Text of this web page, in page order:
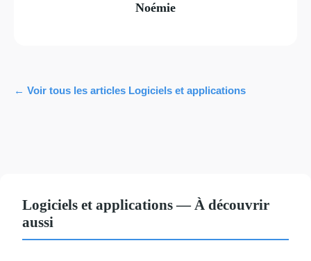
Noémie
← Voir tous les articles Logiciels et applications
Logiciels et applications — À découvrir
aussi